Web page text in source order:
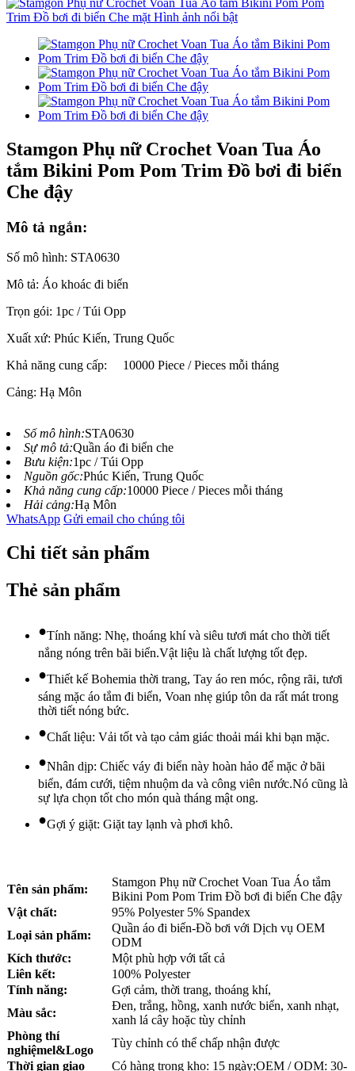
Stamgon Phụ nữ Crochet Voan Tua Áo
tắm Bikini Pom Pom Trim Đồ bơi đi biển
Che đậy
Mô tả ngắn:
Số mô hình: STA0630
Mô tả: Áo khoác đi biển
Trọn gói: 1pc / Túi Opp
Xuất xứ: Phúc Kiến, Trung Quốc
Khả năng cung cấp:
10000 Piece / Pieces mỗi tháng
Cảng: Hạ Môn
Số mô hình:STA0630
Sự mô tả:Quần áo đi biển che
Bưu kiện:1pc / Túi Opp
Nguồn gốc:Phúc Kiến, Trung Quốc
Khả năng cung cấp:10000 Piece / Pieces mỗi tháng
Hải cảng:Hạ Môn
WhatsApp Gửi email cho chúng tôi
Chi tiết sản phẩm
Thẻ sản phẩm
•Tính năng: Nhẹ, thoáng khí và siêu tươi mát cho thời tiết
nắng nóng trên bãi biển.Vật liệu là chất lượng tốt đẹp.
•Thiết kế Bohemia thời trang, Tay áo ren móc, rộng rãi, tươi
sáng mặc áo tắm đi biển, Voan nhẹ giúp tôn da rất mát trong
thời tiết nóng bức.
•Chất liệu: Vải tốt và tạo cảm giác thoải mái khi bạn mặc.
•Nhân dịp: Chiếc váy đi biển này hoàn hảo để mặc ở bãi
biển, đám cưới, tiệm nhuộm da và công viên nước.Nó cũng là
sự lựa chọn tốt cho món quà tháng mật ong.
•Gợi ý giặt: Giặt tay lạnh và phơi khô.
Tên sản phẩm:
Stamgon Phụ nữ Crochet Voan Tua Áo tắm
Bikini Pom Pom Trim Đồ bơi đi biển Che đậy
Vật chất:
95% Polyester 5% Spandex
Loại sản phẩm:
Quần áo đi biển-Đồ bơi với Dịch vụ OEM
ODM
Kích thước:
Một phù hợp với tất cả
Liên kết:
100% Polyester
Tính năng:
Gợi cảm, thời trang, thoáng khí,
Màu sắc:
Đen, trắng, hồng, xanh nước biển, xanh nhạt,
xanh lá cây hoặc tùy chỉnh
Phòng thí
nghiệmel&Logo
Tùy chỉnh có thể chấp nhận được
Thời gian giao
Có hàng trong kho: 15 ngày;OEM / ODM: 30-